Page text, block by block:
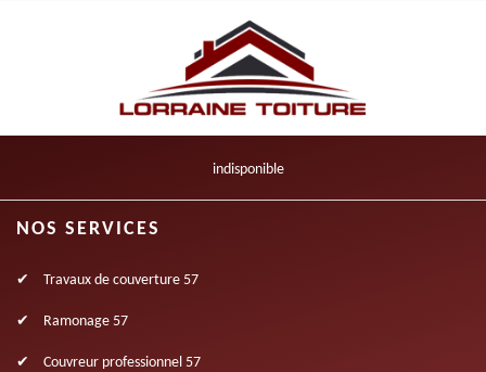
indisponible
NOS SERVICES
Travaux de couverture 57
Ramonage 57
Couvreur professionnel 57